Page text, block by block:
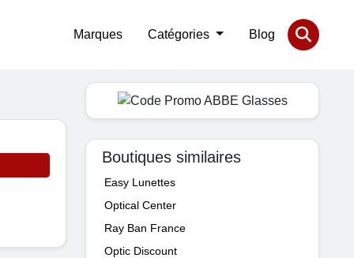
Marques Catégories Blog
Boutiques similaires
Easy Lunettes
Optical Center
Ray Ban France
Optic Discount